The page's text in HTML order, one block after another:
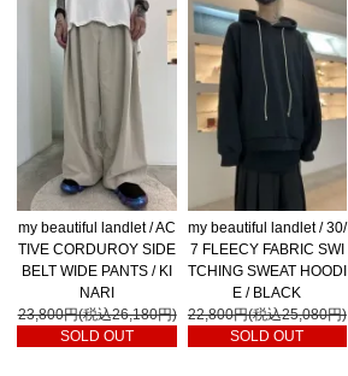
my beautiful landlet / AC
TIVE CORDUROY SIDE
BELT WIDE PANTS / KI
NARI
23,800円(税込26,180円)
SOLD OUT
my beautiful landlet / 30/
7 FLEECY FABRIC SWI
TCHING SWEAT HOODI
E / BLACK
22,800円(税込25,080円)
SOLD OUT